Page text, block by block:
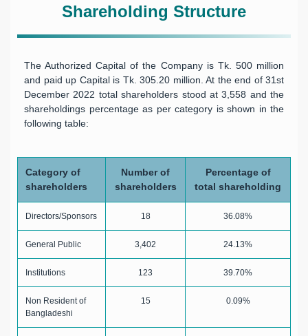
Shareholding Structure
The Authorized Capital of the Company is Tk. 500 million
and paid up Capital is Tk. 305.20 million. At the end of 31st
December 2022 total shareholders stood at 3,558 and the
shareholdings percentage as per category is shown in the
following table:
Category of
shareholders
Number of
shareholders
Percentage of
total shareholding
Directors/Sponsors 18 36.08%
General Public 3,402 24.13%
Institutions 123 39.70%
Non Resident of
Bangladeshi
15 0.09%